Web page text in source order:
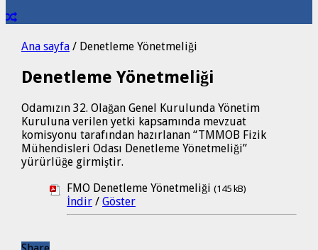
Ana sayfa / Denetleme Yönetmeliği
Denetleme Yönetmeliği
Odamızın 32. Olağan Genel Kurulunda Yönetim
Kuruluna verilen yetki kapsamında mevzuat
komisyonu tarafından hazırlanan “TMMOB Fizik
Mühendisleri Odası Denetleme Yönetmeliği”
yürürlüğe girmiştir.
FMO Denetleme Yönetmeliği (145 kB)
İndir / Göster